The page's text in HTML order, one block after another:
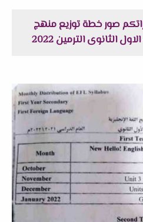
صور خطة توزيع منهج
الثانوى الترمين 2022